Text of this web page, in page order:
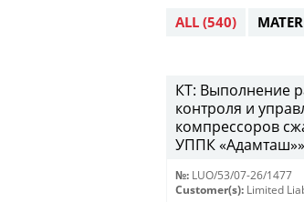
ALL (540)
КТ: Выполнение
контроля и
компрессоров
УППК «Адамташ»»
№: LUO/53/07-26/1477
Customer(s): Limited